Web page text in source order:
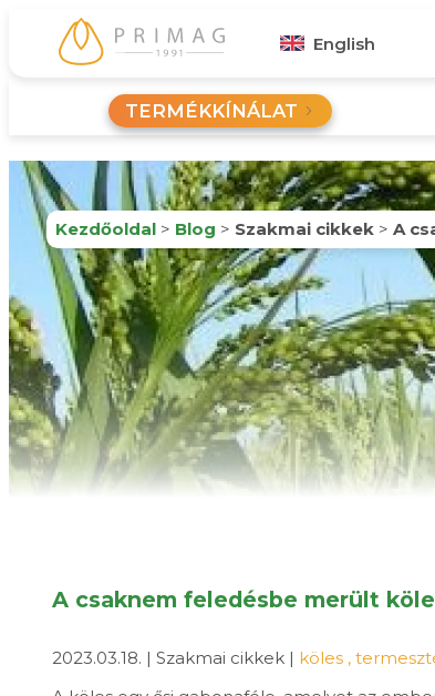
English
TERMÉKKÍNÁLAT
Kezdőoldal > Blog > Szakmai cikkek > A
A csaknem feledésbe merült
2023.03.18. | Szakmai cikkek | köles ,